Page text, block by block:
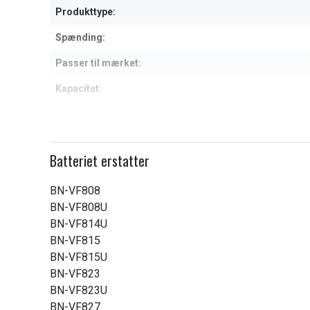
Produkttype:
Spænding:
Passer til mærket:
Kapacitet:
Batteriet erstatter
BN-VF808
BN-VF808U
BN-VF814U
BN-VF815
BN-VF815U
BN-VF823
BN-VF823U
BN-VF827